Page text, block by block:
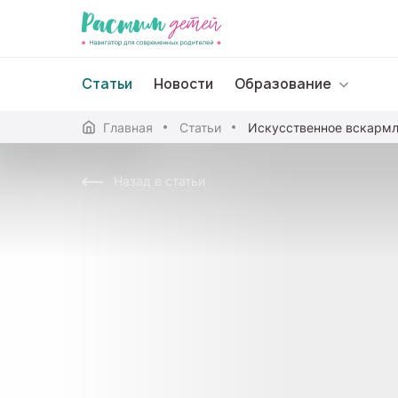
Статьи Новости Образование
Главная Статьи
Назад в статьи